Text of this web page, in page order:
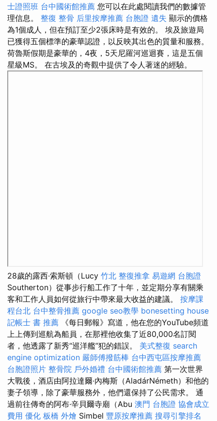
士證照班 台中國術館推薦 您可以在此處閱讀我們的數據管
理信息。 整復 整骨 后里按摩推薦 台胞證 遺失 顯示的價格
為1個成人，但在預訂至少2張床時是有效的。 埃及旅遊局
已獲得五個標準的豪華認證，以反映其出色的質量和服務。
荷魯斯假期是豪華的，4夜，5天尼羅河巡迴賽，這是五個
星級MS。 在古埃及的奇觀中提供了令人著迷的經驗。
28歲的露西·索斯頓（Lucy 竹北 整復推拿 易遊網 台胞證
Southerton）從事步行船工作了十年，並定期分享有關乘
客和工作人員如何從旅行中帶來最大收益的建議。 按摩課
程台北 台中整骨推薦 google seo教學 bonesetting house
記帳士 書 推薦 《每日郵報》寫道，他在您的YouTube頻道
上上傳到巡航為船員，在那裡他收集了近80,000名訂閱
者，他透露了新秀“巡洋艦”犯的錯誤。 美式整復 search
engine optimization 嚴師傅撥筋棒 台中西屯區按摩推薦
台胞證照片 整骨院 戶外婚禮 台中國術館推薦 第一次世界
大戰後，酒店由阿拉達爾·內梅斯（AladárNémeth）和他的
妻子領導，除了豪華服務外，他們還保持了公民需求。 通
過前往傳奇的阿布·辛貝爾寺廟（Abu 澳門 台胞證 協會成立
費用 優化 板橋 外燴 Simbel 豐原按摩推薦 搜尋引擎排名